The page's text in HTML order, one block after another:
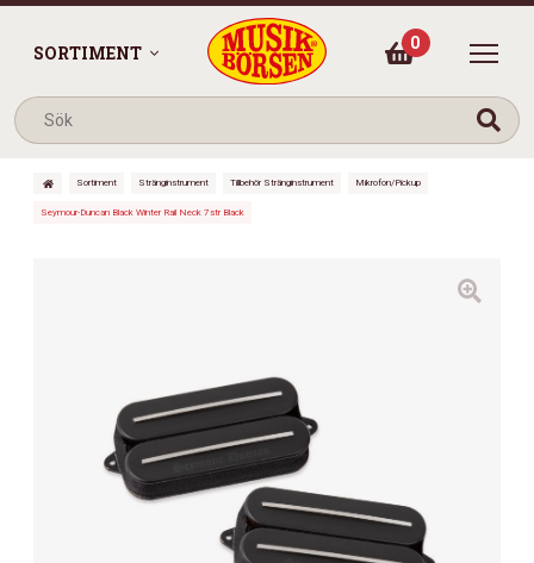
SORTIMENT 0
Sortiment Stränginstrument Tillbehör Stränginstrument Mikrofon/Pickup
Seymour-Duncan Black Winter Rail Neck 7str Black